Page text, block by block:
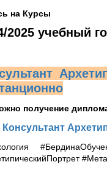
на Курсы
2025 учебный
получение
Консультант